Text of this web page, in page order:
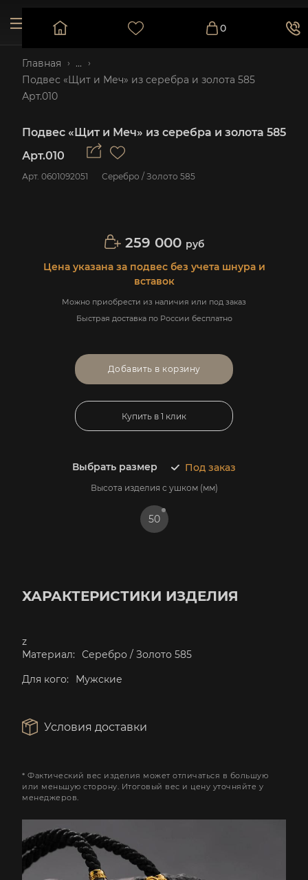
0
Главная
...
Подвес «Щит и Меч» из серебра и золота 585
Арт.010
Подвес «Щит и Меч» из серебра и золота 585
Арт.010
Арт. 0601092051 Серебро / Золото 585
259 000 руб
Цена указана за подвес без учета шнура и
вставок
Можно приобрести из наличия или под заказ
Быстрая доставка по России бесплатно
Выбрать размер Под заказ
Высота изделия с ушком (мм)
50
Добавить в корзину
Купить в 1 клик
ХАРАКТЕРИСТИКИ ИЗДЕЛИЯ
z
Материал:
Серебро / Золото 585
Для кого:
Мужские
Условия доставки
* Фактический вес изделия может отличаться в большую
или меньшую сторону. Итоговый вес и цену уточняйте у
менеджеров.